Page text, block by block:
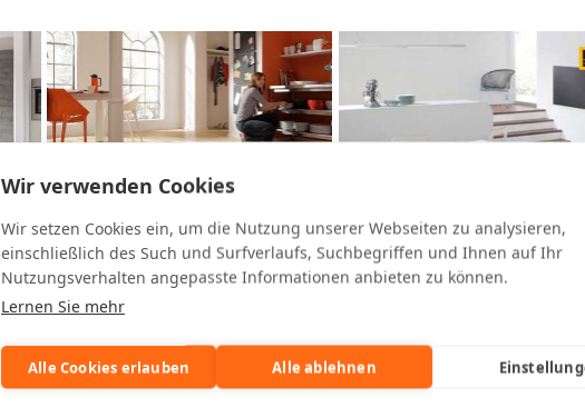
Wir verwenden Cookies
Wir setzen Cookies ein, um die Nutzung unserer Webseiten zu analysieren,
einschließlich des Such und Surfverlaufs, Suchbegriffen und Ihnen auf Ihr
Nutzungsverhalten angepasste Informationen anbieten zu können.
Lernen Sie mehr
Alle Cookies erlauben Alle ablehnen